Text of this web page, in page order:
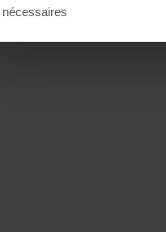
nécessaires